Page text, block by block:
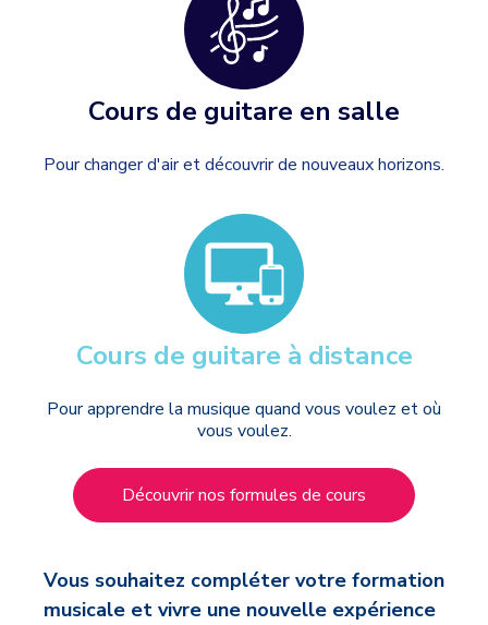
Cours de guitare en salle
Pour changer d'air et découvrir de nouveaux horizons.
Cours de guitare à distance
Pour apprendre la musique quand vous voulez et où
vous voulez.
Découvrir nos formules de cours
Vous souhaitez compléter votre formation
musicale et vivre une nouvelle expérience